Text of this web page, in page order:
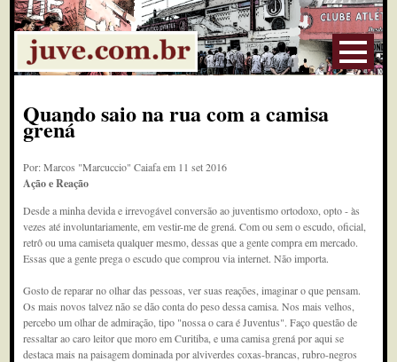
Quando saio na rua com a camisa
grená
Por: Marcos "Marcuccio" Caiafa em 11 set 2016
Ação e Reação
Desde a minha devida e irrevogável conversão ao juventismo ortodoxo, opto - às
vezes até involuntariamente, em vestir-me de grená. Com ou sem o escudo, oficial,
retrô ou uma camiseta qualquer mesmo, dessas que a gente compra em mercado.
Essas que a gente prega o escudo que comprou via internet. Não importa.
Gosto de reparar no olhar das pessoas, ver suas reações, imaginar o que pensam.
Os mais novos talvez não se dão conta do peso dessa camisa. Nos mais velhos,
percebo um olhar de admiração, tipo "nossa o cara é Juventus". Faço questão de
ressaltar ao caro leitor que moro em Curitiba, e uma camisa grená por aqui se
destaca mais na paisagem dominada por alviverdes coxas-brancas, rubro-negros